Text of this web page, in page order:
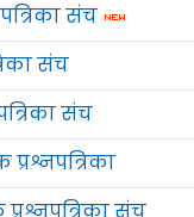
संच
संच
संच
प्रश्नपत्रिका